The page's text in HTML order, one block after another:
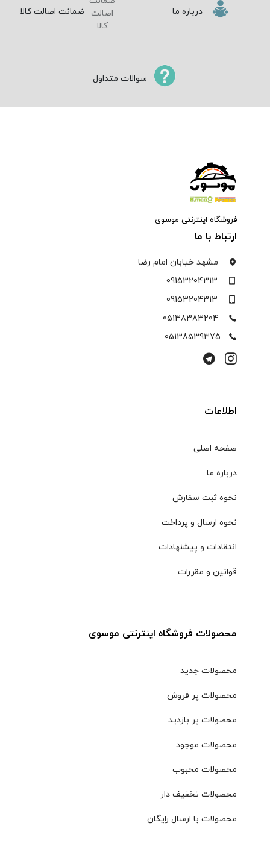
درباره ما ضمانت اصالت کالا
سوالات متداول
فروشگاه اینترنتی موسوی
ارتباط با ما
مشهد خیابان امام رضا
09153204313
09153204313
05138383204
05138539375
اطلاعات
صفحه اصلی
درباره ما
نحوه ثبت سفارش
نحوه ارسال و پرداخت
انتقادات و پیشنهادات
قوانین و مقررات
محصولات فروشگاه اینترنتی موسوی
محصولات جدید
محصولات پر فروش
محصولات پر بازدید
محصولات موجود
محصولات محبوب
محصولات تخفیف دار
محصولات با ارسال رایگان